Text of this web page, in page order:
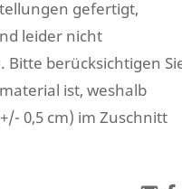
gefertigt,
leider nicht
berücksichtigen
ist, weshalb
0,5 cm) im Zuschnitt